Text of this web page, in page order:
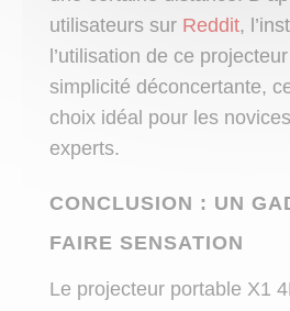
utilisateurs sur Reddit,
l’utilisation de ce
simplicité déconcertante,
choix idéal pour les
experts.
CONCLUSION : UN
FAIRE SENSATION
Le projecteur portable X1